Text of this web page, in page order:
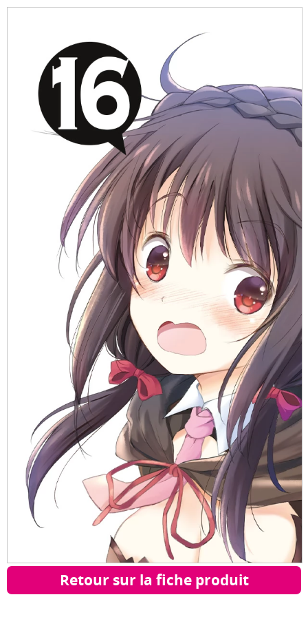
Retour sur la fiche produit